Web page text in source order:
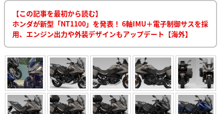
【この記事を最初から読む】
ホンダが新型「NT1100」を発表！ 6軸IMU＋電子制御サスを採
用、エンジン出力や外装デザインもアップデート【海外】